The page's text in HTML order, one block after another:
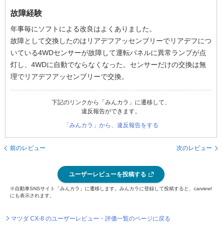
故障経験
年事毎にソフトによる改良はよくありました。
故障として交換したのはリアデフアッセンブリーでリアデフにつ
いている4WDセンサーが故障して運転パネルに異常ランプが点
灯し、4WDに自動でならなくなった。センサーだけの交換は無
理でリアデフアッセンブリーで交換。
下記のリンクから「みんカラ」に遷移して、
違反報告ができます。
「みんカラ」から、違反報告をする
前のレビュー 次のレビュー
ユーザーレビューを投稿する
※自動車SNSサイト「みんカラ」に遷移します。みんカラに登録して投稿すると、carview!
にも表示されます。
マツダ CX-8 のユーザーレビュー・評価一覧のページに戻る